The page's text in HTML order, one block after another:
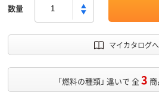
数量
マイカタログ
「燃料の種類」 違いで 全3 商